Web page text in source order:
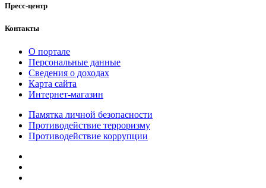
Пресс-центр
Контакты
О портале
Персональные данные
Сведения о доходах
Карта сайта
Интернет-магазин
Памятка личной безопасности
Противодействие терроризму
Противодействие коррупции